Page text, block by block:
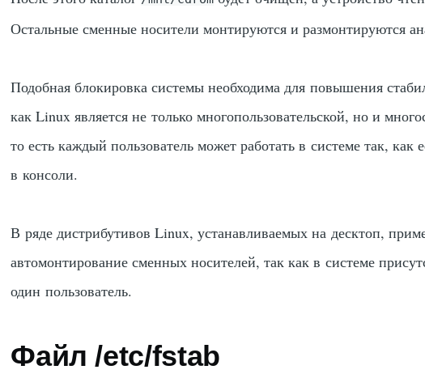
Остальные сменные носители монтируются и размонтируются
Подобная блокировка системы необходима для повышения
как Linux является не только многопользовательской, но и
то есть каждый пользователь может работать в системе так, как
в консоли.
В ряде дистрибутивов Linux, устанавливаемых на десктоп,
автомонтирование сменных носителей, так как в системе
один пользователь.
Файл /etc/fstab